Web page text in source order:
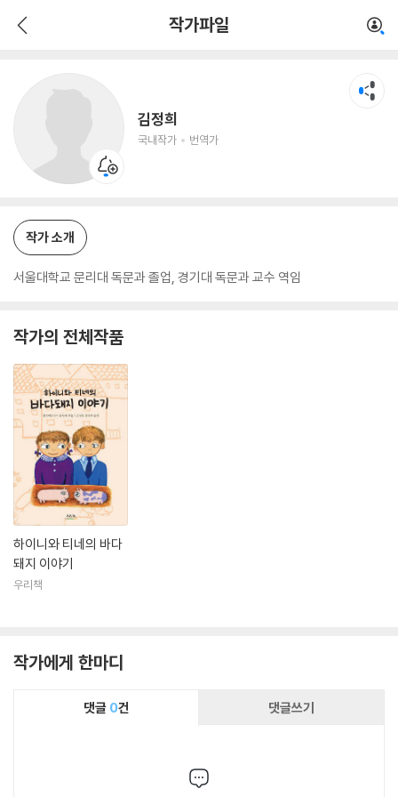
작가파일
김정희
국내작가 번역가
작가 소개
서울대학교 문리대 독문과 졸업, 경기대 독문과 교수 역임
작가의 전체작품
하이니와 티네의 바다
돼지 이야기
우리책
작가에게 한마디
댓글 0건 댓글쓰기